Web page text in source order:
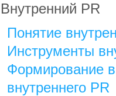
Внутренний PR
Понятие
Инструменты
Формирование
внутреннего PR